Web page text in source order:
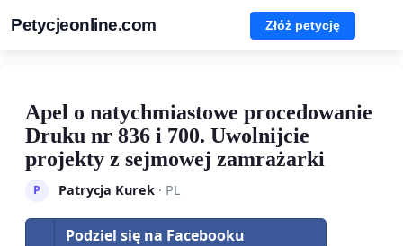
Petycjeonline.com Złóż petycję
Apel o natychmiastowe procedowanie
Druku nr 836 i 700. Uwolnijcie
projekty z sejmowej zamrażarki
P Patrycja Kurek· PL
Podziel się na Facebooku